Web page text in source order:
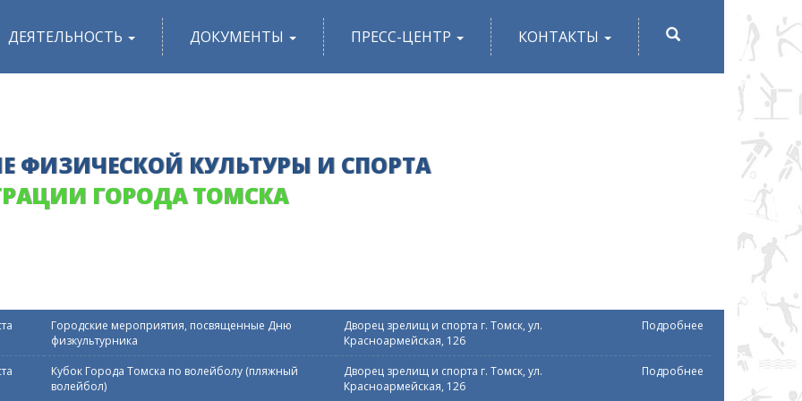
ДЕЯТЕЛЬНОСТЬ ДОКУМЕНТЫ ПРЕСС-ЦЕНТР КОНТАКТЫ
ФИЗИЧЕСКОЙ КУЛЬТУРЫ И СПОРТА
ГОРОДА ТОМСКА
Городские мероприятия, посвященные Дню
физкультурника
Дворец зрелищ и спорта г. Томск, ул.
Красноармейская, 126
Подробнее
Кубок Города Томска по волейболу (пляжный
волейбол)
Дворец зрелищ и спорта г. Томск, ул.
Красноармейская, 126
Подробнее